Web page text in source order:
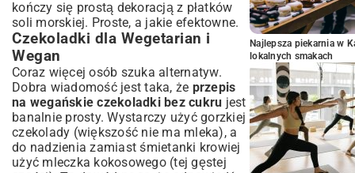
kończy się prostą dekoracją z płatków
soli morskiej. Proste, a jakie efektowne.
Czekoladki dla Wegetarian i
Wegan
Coraz więcej osób szuka alternatyw.
Dobra wiadomość jest taka, że przepis
na wegańskie czekoladki bez cukru jest
banalnie prosty. Wystarczy użyć gorzkiej
czekolady (większość nie ma mleka), a
do nadzienia zamiast śmietanki krowiej
użyć mleczka kokosowego (tej gęstej
Najlepsza piekarnia w
lokalnych smakach